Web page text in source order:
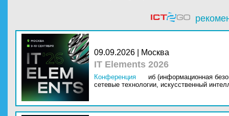
09.09.2026 | Москва
IT Elements 2026
Конференция
иб (информационная
сетевые технологии, искусственный